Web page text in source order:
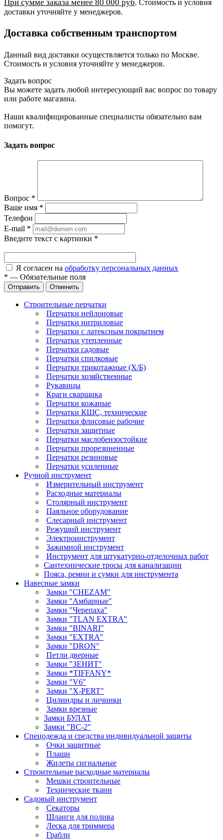
При сумме заказа менее 80 000 руб. Стоимость и условия
доставки уточняйте у менеджеров.
Доставка собственным транспортом
Данный вид доставки осуществляется только по Москве.
Стоимость и условия уточняйте у менеджеров.
Задать вопрос
Вы можете задать любой интересующий вас вопрос по товару
или работе магазина.
Наши квалифицированные специалисты обязательно вам
помогут.
Задать вопрос
Вопрос *
Ваше имя *
Телефон
E-mail *
Введите текст с картинки *
Я согласен на обработку персональных данных
* — Обязательные поля
Отправить Отменить
Строительные перчатки
Перчатки нейлоновые
Перчатки нитриловые
Перчатки с латексным покрытием
Перчатки утепленные
Перчатки садовые
Перчатки спилковые
Перчатки трикотажные (Х/Б)
Перчатки хозяйственные
Рукавицы
Краги сварщика
Перчатки кожаные
Перчатки КЩС, технические
Перчатки флисовые рабочие
Перчатки защитные
Перчатки маслобензостойкие
Перчатки прорезиненные
Перчатки резиновые
Перчатки усиленные
Ручной инструмент
Измерительный инструмент
Расходные материалы
Столярный инструмент
Паяльное оборудование
Слесарный инструмент
Режущий инструмент
Электроинструмент
Зажимной инструмент
Инструмент для штукатурно-отделочных работ
Сантехнические тросы для канализации
Пояса, ремни и сумки для инструмента
Навесные замки
Замки "CHEZAM"
Замки "Амбарные"
Замки "Черепаха"
Замки "TLAN EXTRA"
Замки "BINARI"
Замки "EXTRA"
Замки "DRON"
Петли дверные
Замки "ЗЕНИТ"
Замки *TIFFANY*
Замки "V6"
Замки "X-PERT"
Цилиндры и личинки
Замки врезные
Замки БУЛАТ
Замки "ВС-2"
Спецодежда и средства индивидуальной защиты
Очки защитные
Плащи
Жилеты сигнальные
Строительные расходные материалы
Мешки строительные
Технические ткани
Садовый инструмент
Секаторы
Шланги для полива
Леска для триммера
Грабли